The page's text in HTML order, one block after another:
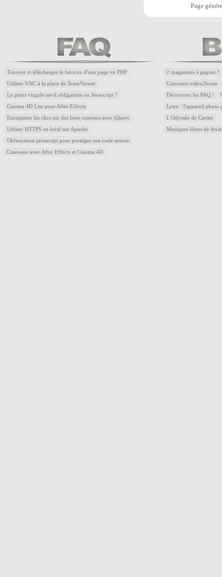
Page
Trouver et télécharger le favicon d'une page en PHP
Utiliser VNC à la place de TeamViewer
Le point virgule est-il obligatoire en Javascript ?
Cinema 4D Lite pour After Effects
Enregistrer les clics sur des liens externes avec jQuery
Utiliser HTTPS en local sur Apache
Obfuscation javascript pour protéger son code source
Cineware avec After Effects et Cinema 4D
2 magazines à gagner !
Concours video2brain
Découvrez les FAQ !
Lytro : l'appareil photo
L'Odyssée de Cartier
Musiques libres de